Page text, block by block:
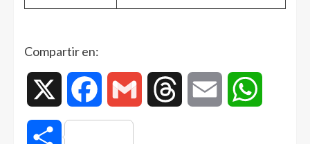
Compartir en:
Facebook Gmail Threads Email
Compartir